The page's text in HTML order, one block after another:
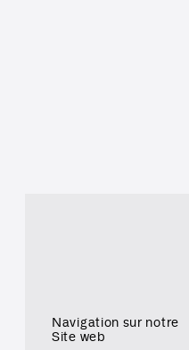
Navigation sur notre
Site web